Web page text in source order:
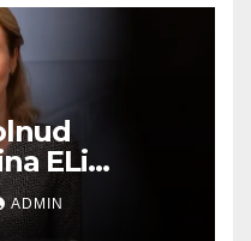
ELi
ADMIN